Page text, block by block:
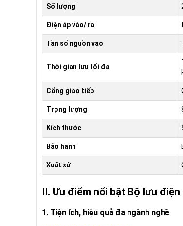
Số lượng
Điện áp vào/ ra
Tần số nguồn vào
Thời gian lưu tối đa
Cổng giao tiếp
Trọng lượng
Kích thước
Bảo hành
Xuất xứ
II. Ưu điểm nổi bật Bộ lưu điện
1. Tiện ích, hiệu quả đa ngành nghề